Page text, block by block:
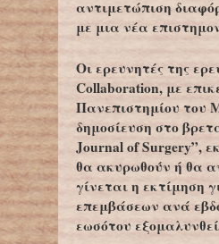
αντιμετώπιση
με μια νέα
Οι ερευνητές της
Collaboration, με
Πανεπιστημίου του
δημοσίευση στο
Journal of Surgery”,
θα ακυρωθούν ή θα
γίνεται η εκτίμηση
επεμβάσεων ανά
εωσότου